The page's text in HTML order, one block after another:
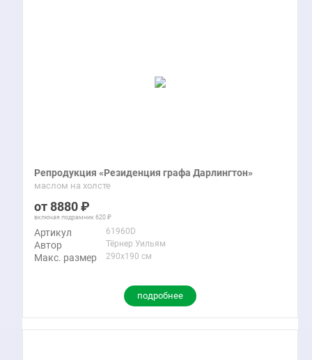
Репродукция «Резиденция графа Дарлингтон»
маслом на холсте
8880
включая подрамник 620
Артикул 61960D
Автор Тёрнер Уильям
Макс. размер 290x190 см
подробнее